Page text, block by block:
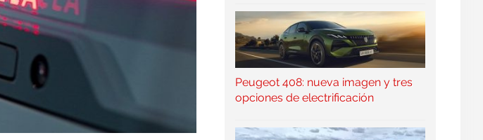
Peugeot 408: nueva imagen y tres
opciones de electrificación